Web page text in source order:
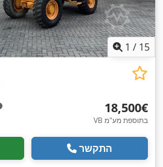
1 / 15
‏18,500 ‏€
VB בתוספת מע"מ
התקשר